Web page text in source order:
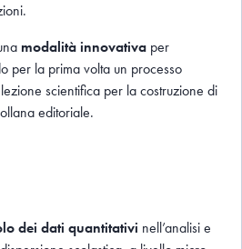
modalità innovativa per
per la prima volta un processo
scientifica per la costruzione di
editoriale.
dei dati quantitativi nell’analisi e